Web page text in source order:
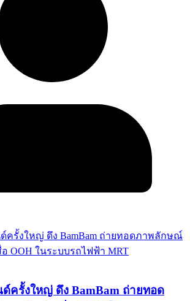
ครั้งใหญ่ ดึง BamBam ถ่ายทอด